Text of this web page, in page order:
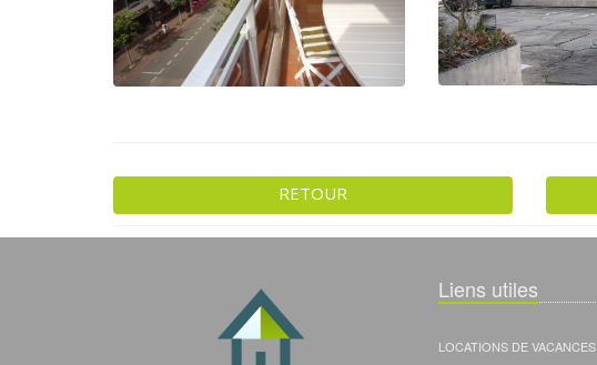
RETOUR
Liens utiles
LOCATIONS DE VACANCES